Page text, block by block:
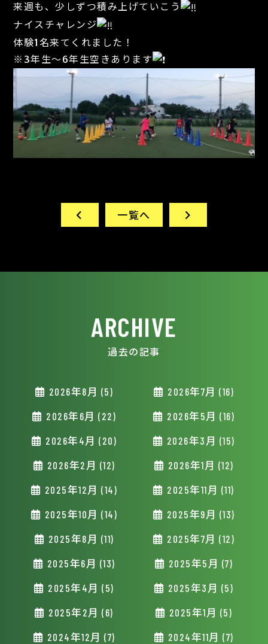
来週も、少しずつ積み上げていこう
ナイスチャレンジ
体験1名来てくれました！
※3年生〜6年生空きあります
一覧へ
ARCHIVE
過去の記事
2026年8月 (5) 2026年7月 (16)
2026年6月 (22) 2026年5月 (16)
2026年4月 (20) 2026年3月 (15)
2026年2月 (12) 2026年1月 (12)
2025年12月 (14) 2025年11月 (11)
2025年10月 (14) 2025年9月 (13)
2025年8月 (11) 2025年7月 (12)
2025年6月 (13) 2025年5月 (7)
2025年4月 (5) 2025年3月 (5)
2025年2月 (6) 2025年1月 (5)
2024年12月 (7) 2024年11月 (7)